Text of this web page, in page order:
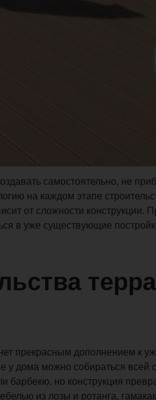
самостоятельно, не
на каждом этапе
от сложности конструкции.
в уже существующие
прекрасным дополнением к
дома можно собираться всей
барбекю, но конструкция
из лозы и ротанга,